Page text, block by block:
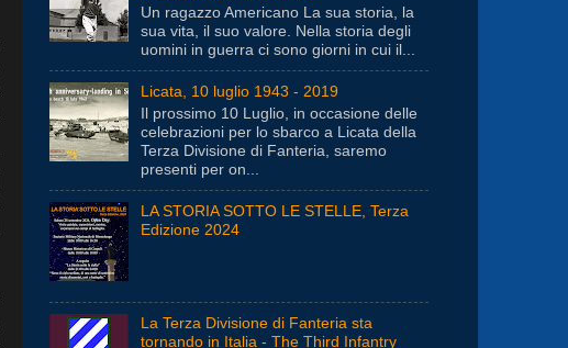
Un ragazzo Americano La sua storia, la
sua vita, il suo valore. Nella storia degli
uomini in guerra ci sono giorni in cui il...
Licata, 10 luglio 1943 - 2019
Il prossimo 10 Luglio, in occasione delle
celebrazioni per lo sbarco a Licata della
Terza Divisione di Fanteria, saremo
presenti per on...
LA STORIA SOTTO LE STELLE, Terza
Edizione 2024
La Terza Divisione di Fanteria sta
tornando in Italia - The Third Infantry